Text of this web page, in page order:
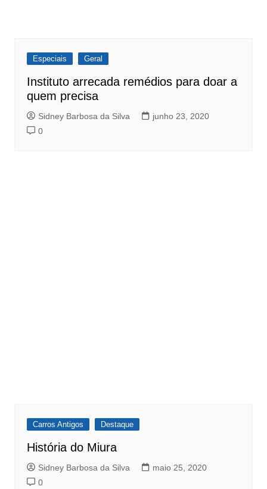
Especiais Geral
Instituto arrecada remédios para doar a
quem precisa
Sidney Barbosa da Silva
junho 23, 2020
0
Carros Antigos Destaque
História do Miura
Sidney Barbosa da Silva
maio 25, 2020
0